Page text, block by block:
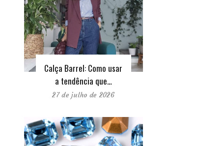
Calça Barrel: Como usar
a tendência que…
27 de julho de 2026